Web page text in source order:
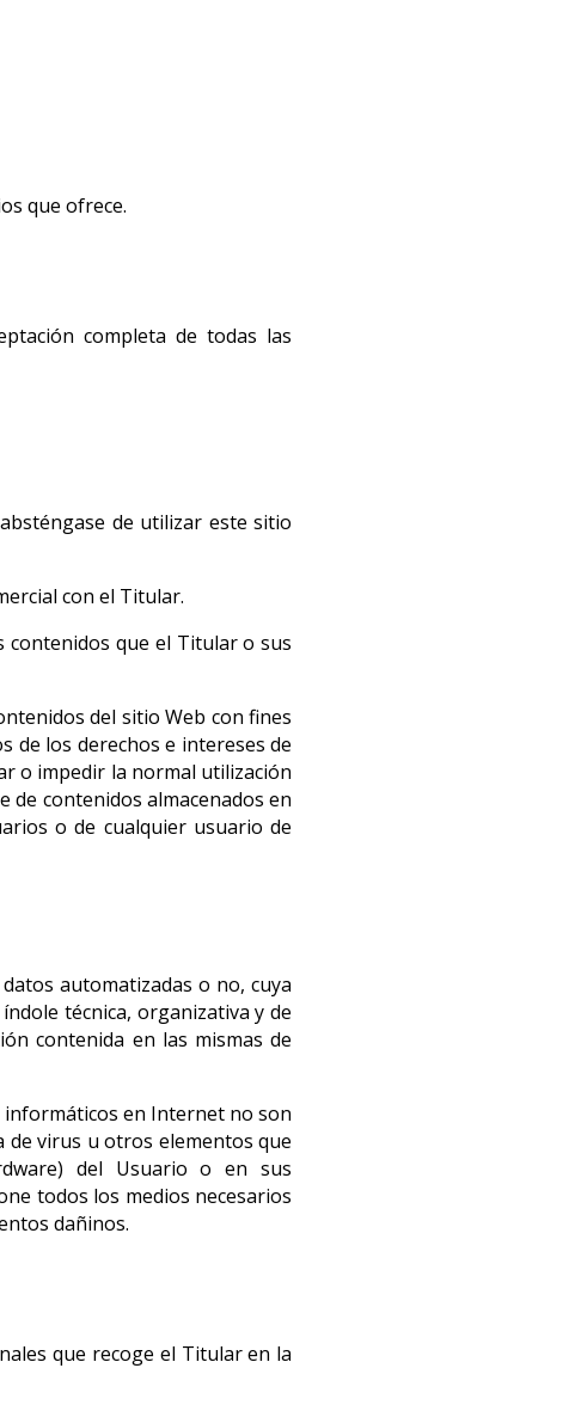
que ofrece.
completa de todas las
de utilizar este sitio
con el Titular.
contenidos que el Titular o sus
del sitio Web con fines
de los derechos e intereses de
o impedir la normal utilización
de contenidos almacenados en
o de cualquier usuario de
automatizadas o no, cuya
técnica, organizativa y de
contenida en las mismas de
informáticos en Internet no son
virus u otros elementos que
del Usuario o en sus
todos los medios necesarios
dañinos.
que recoge el Titular en la